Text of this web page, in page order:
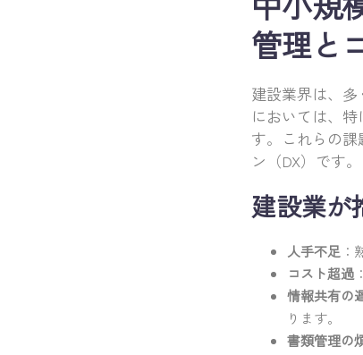
管理と
建設業界は、
においては、
す。これらの
ン（DX）です。
建設業が
人手不足 ：
コスト超過
情報共有の
ります。
書類管理の